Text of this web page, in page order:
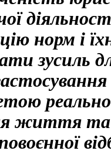
норм і
зусиль
життя та